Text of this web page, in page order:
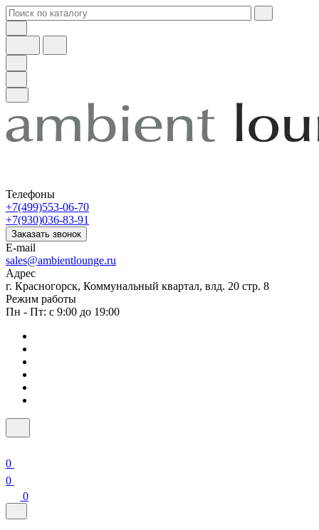
Телефоны
+7(499)553-06-70
+7(930)036-83-91
Заказать звонок
E-mail
sales@ambientlounge.ru
Адрес
г. Красногорск, Коммунальный квартал, влд. 20 стр. 8
Режим работы
Пн - Пт: с 9:00 до 19:00
0
0
0